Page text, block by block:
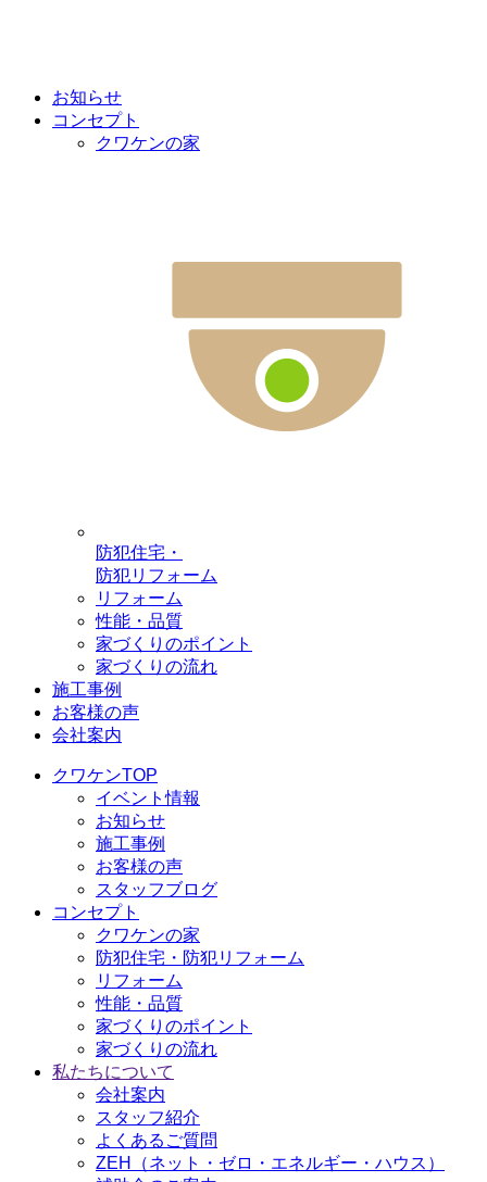
お知らせ
コンセプト
クワケンの家
防犯住宅・
防犯リフォーム
リフォーム
性能・品質
家づくりのポイント
家づくりの流れ
施工事例
お客様の声
会社案内
クワケンTOP
イベント情報
お知らせ
施工事例
お客様の声
スタッフブログ
コンセプト
クワケンの家
防犯住宅・防犯リフォーム
リフォーム
性能・品質
家づくりのポイント
家づくりの流れ
私たちについて
会社案内
スタッフ紹介
よくあるご質問
ZEH（ネット・ゼロ・エネルギー・ハウス）